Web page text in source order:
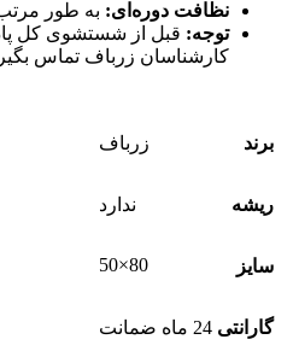
نظافت دوره‌ای: به طور مرتب
توجه: قبل از شستشوی کل
کارشناسان زرباف تماس
برند زرباف
ریشه ندارد
سایز 80×50
گارانتی 24 ماه ضمانت